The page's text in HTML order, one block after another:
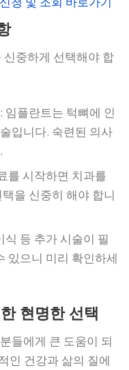
중하게 선택해야 합
임플란트는 턱뼈에 인
입니다. 숙련된 의사
를 시작하면 치과를
을 신중히 해야 합니
등 추가 시술이 필
있으니 미리 확인하세
현명한 선택
들에게 큰 도움이 되
인 건강과 삶의 질에